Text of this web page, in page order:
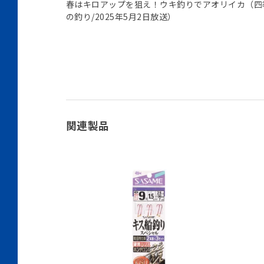
春はキロアップを狙え！ウキ釣りでアオリイカ（
の釣り/2025年5月2日放送）
関連製品